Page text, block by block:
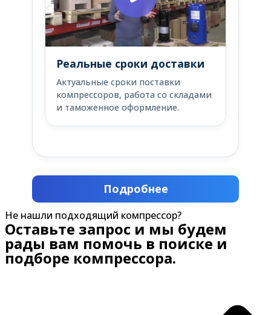
Реальные сроки доставки
Актуальные сроки поставки
компрессоров, работа со складами
и таможенное оформление.
Подробнее
Не нашли подходящий компрессор?
Оставьте запрос и мы будем
рады вам помочь в поиске и
подборе компрессора.